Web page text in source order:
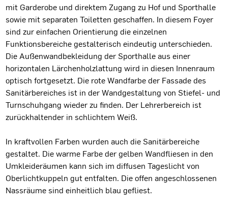
mit Garderobe und direktem Zugang zu Hof und Sporthalle
sowie mit separaten Toiletten geschaffen. In diesem Foyer
sind zur einfachen Orientierung die einzelnen
Funktionsbereiche gestalterisch eindeutig unterschieden.
Die Außenwandbekleidung der Sporthalle aus einer
horizontalen Lärchenholzlattung wird in diesen Innenraum
optisch fortgesetzt. Die rote Wandfarbe der Fassade des
Sanitärbereiches ist in der Wandgestaltung von Stiefel- und
Turnschuhgang wieder zu finden. Der Lehrerbereich ist
zurückhaltender in schlichtem Weiß.
In kraftvollen Farben wurden auch die Sanitärbereiche
gestaltet. Die warme Farbe der gelben Wandfliesen in den
Umkleideräumen kann sich im diffusen Tageslicht von
Oberlichtkuppeln gut entfalten. Die offen angeschlossenen
Nassräume sind einheitlich blau gefliest.